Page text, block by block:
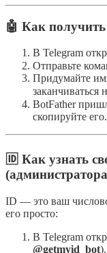
🤖 Как
В Telegram
Отправьте
Придумайте
заканчиваться
BotFather
скопируйте его.
🆔 Как узнать
ID — это ваш
его просто:
В Telegram
@getmyid_bot).